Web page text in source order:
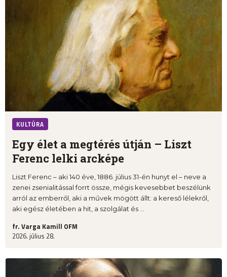
KULTÚRA
Egy élet a megtérés útján – Liszt
Ferenc lelki arcképe
Liszt Ferenc – aki 140 éve, 1886. július 31-én hunyt el – neve a
zenei zsenialitással forrt össze, mégis kevesebbet beszélünk
arról az emberről, aki a művek mögött állt: a kereső lélekről,
aki egész életében a hit, a szolgálat és ...
fr. Varga Kamill OFM
2026. július 28.